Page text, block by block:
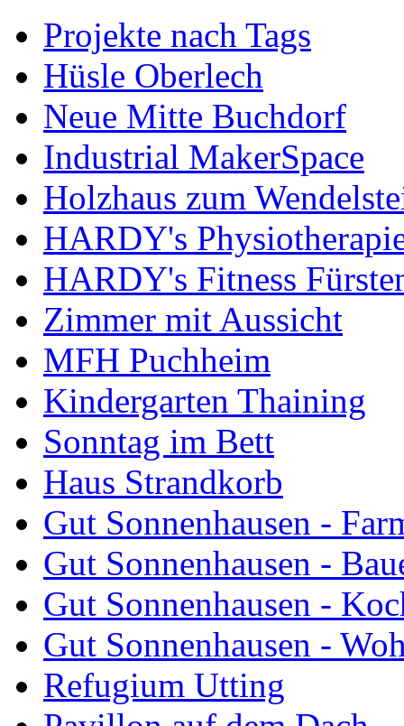
Projekte nach Tags
Hüsle Oberlech
Neue Mitte Buchdorf
Industrial MakerSpace
Holzhaus zum
HARDY's
HARDY's Fitness
Zimmer mit Aussicht
MFH Puchheim
Kindergarten Thaining
Sonntag im Bett
Haus Strandkorb
Gut Sonnenhausen -
Gut Sonnenhausen -
Gut Sonnenhausen -
Gut Sonnenhausen -
Refugium Utting